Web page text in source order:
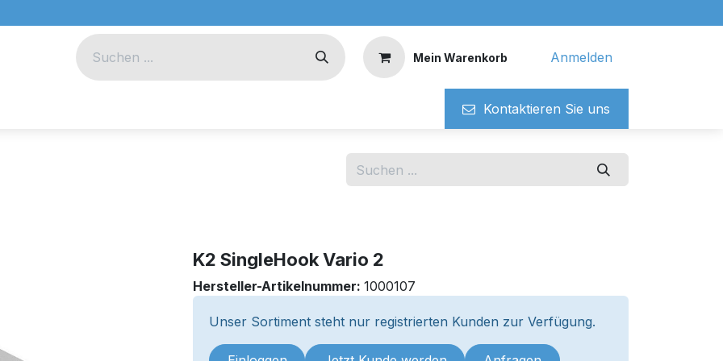
Mein Warenkorb Anmelden
Kontaktieren ​​Si​​e uns
K2 SingleHook Vario 2
Hersteller-Artikelnummer: 1000107
Unser Sortiment steht nur registrierten Kunden zur Verfügung.